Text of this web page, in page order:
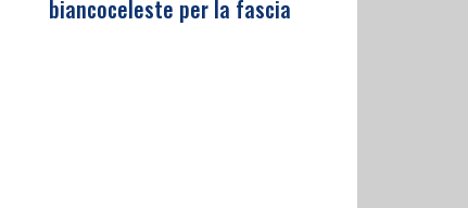
biancoceleste per la fascia